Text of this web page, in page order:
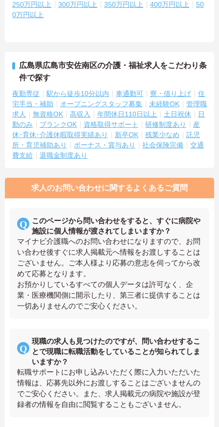
250万円以上 300万円以上 350万円以上 400万円以上
50
0万円以上
広島県広島市安佐南区の介護・福祉求人をこだわり条
件で探す
夜勤専従 駅から徒歩10分以内 車通勤可 寮・借り上げ
住
宅手当・補助
オープニングスタッフ募集 未経験OK
管理職
求人
無資格OK 高収入 年間休日110日以上 土日祝休
日
勤のみ
ブランクOK 資格取得サポート 研修制度あり
産
休･育休･介護休暇取得実績あり
新卒OK 残業少なめ
託児
所・育児補助あり
ボーナス・賞与あり 社会保険完備
交通
費支給
退職金制度あり
求人のお問い合わせに関するよくあるご質問
このページから問い合わせをすると、すぐに病院や
施設に個人情報が渡されてしまいますか？
マイナビ介護職へのお問い合わせになりますので、お問
い合わせ後すぐに求人掲載元へ情報をお渡しすることは
ございません。ご本人様より応募の意志を伺ってから改
めて応募となります。
お預かりしているすべての個人データは許可なく、企
業・医療機関側に開示したり、第三者に提供することは
一切ありませんのでご安心ください。
現職の求人も見つけたのですが、問い合わせするこ
とで現職に転職活動をしていることが知られてしま
いますか？
転職サポートにお申し込みいただく際に入力いただいた
情報は、応募先以外にお渡しすることはございませんの
でご安心ください。また、求人掲載元の病院や施設が登
録者の情報を自由に閲覧することもございません。